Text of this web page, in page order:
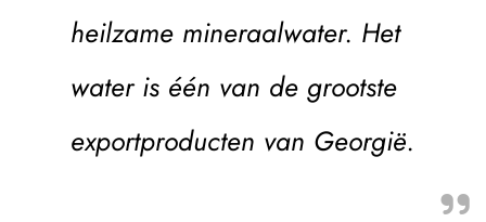
heilzame mineraalwater. Het
water is één van de grootste
exportproducten van Georgië.